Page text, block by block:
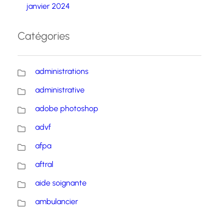
janvier 2024
Catégories
administrations
administrative
adobe photoshop
advf
afpa
aftral
aide soignante
ambulancier